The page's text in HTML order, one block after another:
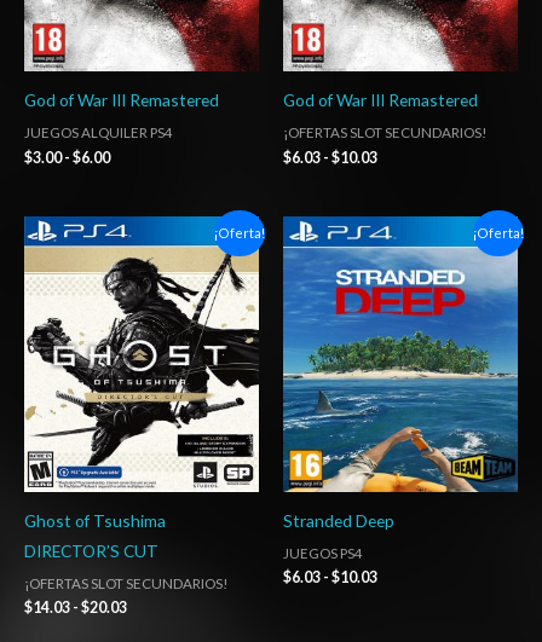
God of War III Remastered
JUEGOS ALQUILER PS4
$3.00 - $6.00
God of War III Remastered
¡OFERTAS SLOT SECUNDARIOS!
$6.03 - $10.03
¡Oferta!
Ghost of Tsushima
DIRECTOR’S CUT
¡OFERTAS SLOT SECUNDARIOS!
$14.03 - $20.03
de
precios:
desde
$14.03
hasta
$20.03
¡Oferta!
Stranded Deep
JUEGOS PS4
$6.03 - $10.03
Rango
de
precios:
desde
$6.03
hasta
$10.03